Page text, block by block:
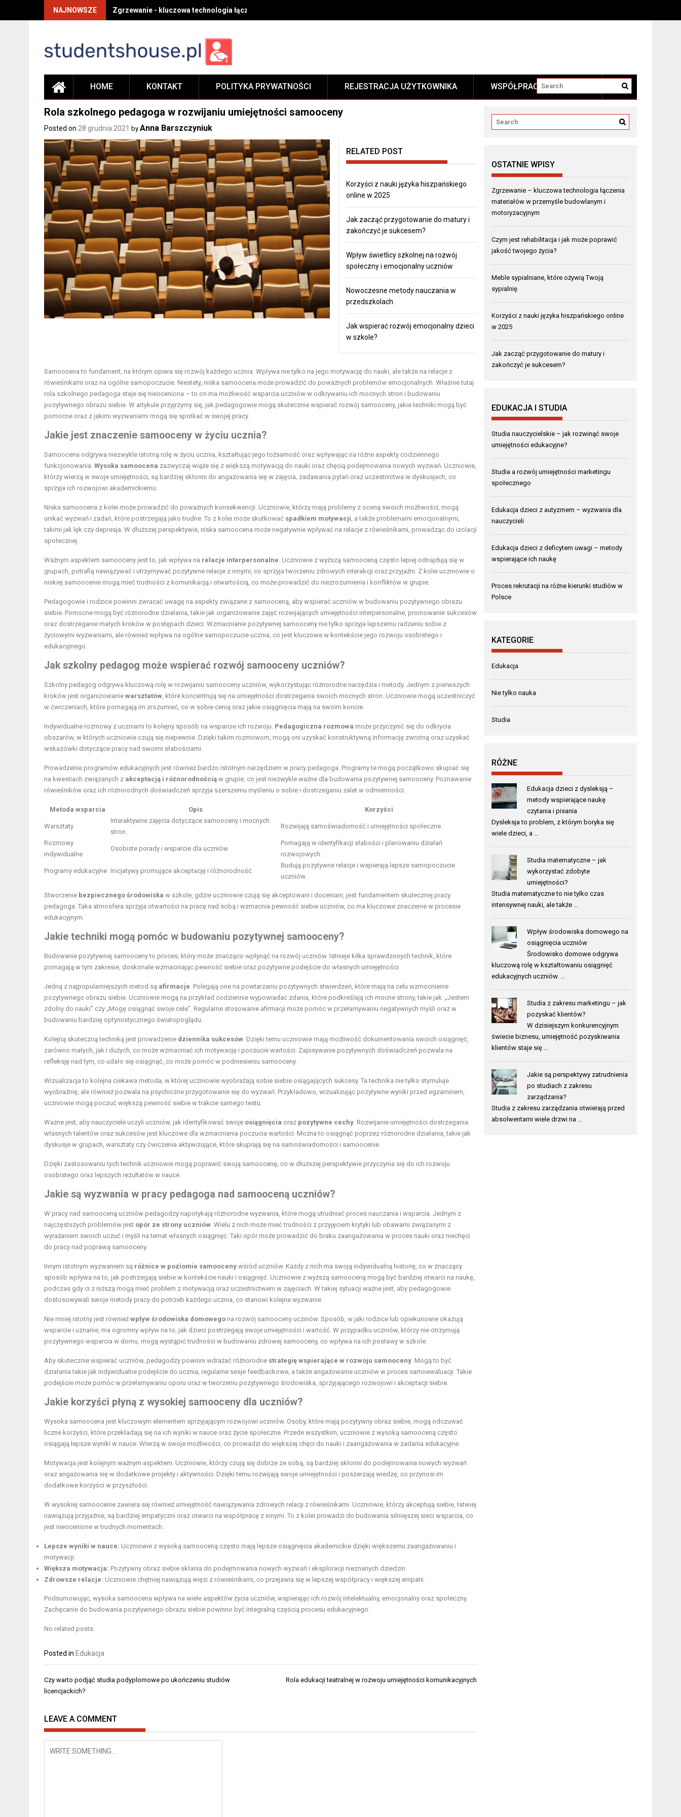
NAJNOWSZE Zgrzewanie - kluczowa technologia łączenia materiałów w przemyśle budowlanym i motoryzacyjnym
HOME KONTAKT POLITYKA PRYWATNOŚCI REJESTRACJA UŻYTKOWNIKA WSPÓŁPRACA I KONTAKT
Rola szkolnego pedagoga w rozwijaniu umiejętności samooceny
Posted on 28 grudnia 2021 by Anna Barszczyniuk
RELATED POST
Korzyści z nauki języka hiszpańskiego
online w 2025
Jak zacząć przygotowanie do matury i
zakończyć je sukcesem?
Wpływ świetlicy szkolnej na rozwój
społeczny i emocjonalny uczniów
Nowoczesne metody nauczania w
przedszkolach
Jak wspierać rozwój emocjonalny dzieci
w szkole?
Samoocena to fundament, na którym opiera się rozwój każdego ucznia. Wpływa nie tylko na jego motywację do nauki, ale także na relacje z
rówieśnikami oraz na ogólne samopoczucie. Niestety, niska samoocena może prowadzić do poważnych problemów emocjonalnych. Właśnie tutaj
rola szkolnego pedagoga staje się nieoceniona – to on ma możliwość wsparcia uczniów w odkrywaniu ich mocnych stron i budowaniu
pozytywnego obrazu siebie. W artykule przyjrzymy się, jak pedagogowie mogą skutecznie wspierać rozwój samooceny, jakie techniki mogą być
pomocne oraz z jakimi wyzwaniami mogą się spotkać w swojej pracy.
Jakie jest znaczenie samooceny w życiu ucznia?
Samoocena odgrywa niezwykle istotną rolę w życiu ucznia, kształtując jego tożsamość oraz wpływając na różne aspekty codziennego
funkcjonowania. Wysoka samoocena zazwyczaj wiąże się z większą motywacją do nauki oraz chęcią podejmowania nowych wyzwań. Uczniowie,
którzy wierzą w swoje umiejętności, są bardziej skłonni do angażowania się w zajęcia, zadawania pytań oraz uczestnictwa w dyskusjach, co
sprzyja ich rozwojowi akademickiemu.
Niska samoocena z kolei może prowadzić do poważnych konsekwencji. Uczniowie, którzy mają problemy z oceną swoich możliwości, mogą
unikać wyzwań i zadań, które postrzegają jako trudne. To z kolei może skutkować spadkiem motywacji , a także problemami emocjonalnymi,
takimi jak lęk czy depresja. W dłuższej perspektywie, niska samoocena może negatywnie wpływać na relacje z rówieśnikami, prowadząc do izolacji
społecznej.
Ważnym aspektem samooceny jest to, jak wpływa na relacje interpersonalne . Uczniowie z wyższą samooceną często lepiej odnajdują się w
grupach, potrafią nawiązywać i utrzymywać pozytywne relacje z innymi, co sprzyja tworzeniu zdrowych interakcji oraz przyjaźni. Z kolei uczniowie o
niskiej samoocenie mogą mieć trudności z komunikacją i otwartością, co może prowadzić do niezrozumienia i konfliktów w grupie.
Pedagogowie i rodzice powinni zwracać uwagę na aspekty związane z samooceną, aby wspierać uczniów w budowaniu pozytywnego obrazu
siebie. Pomocne mogą być różnorodne działania, takie jak organizowanie zajęć rozwijających umiejętności interpersonalne, promowanie sukcesów
oraz dostrzeganie małych kroków w postępach dzieci. Wzmacnianie pozytywnej samooceny nie tylko sprzyja lepszemu radzeniu sobie z
życiowymi wyzwaniami, ale również wpływa na ogólne samopoczucie ucznia, co jest kluczowe w kontekście jego rozwoju osobistego i
edukacyjnego.
Jak szkolny pedagog może wspierać rozwój samooceny uczniów?
Szkolny pedagog odgrywa kluczową rolę w rozwijaniu samooceny uczniów, wykorzystując różnorodne narzędzia i metody. Jednym z pierwszych
kroków jest organizowanie warsztatów , które koncentrują się na umiejętności dostrzegania swoich mocnych stron. Uczniowie mogą uczestniczyć
w ćwiczeniach, które pomagają im zrozumieć, co w sobie cenią oraz jakie osiągnięcia mają na swoim koncie.
Indywidualne rozmowy z uczniami to kolejny sposób na wsparcie ich rozwoju. Pedagogiczna rozmowa może przyczynić się do odkrycia
obszarów, w których uczniowie czują się niepewnie. Dzięki takim rozmowom, mogą oni uzyskać konstruktywną informację zwrotną oraz uzyskać
wskazówki dotyczące pracy nad swoimi słabościami.
Prowadzenie programów edukacyjnych jest również bardzo istotnym narzędziem w pracy pedagoga. Programy te mogą początkowo skupiać się
na kwestiach związanych z akceptacją i różnorodnością w grupie, co jest niezwykle ważne dla budowania pozytywnej samooceny. Poznawanie
rówieśników oraz ich różnorodnych doświadczeń sprzyja szerszemu myśleniu o sobie i dostrzeganiu zalet w odmienności.
Metoda wsparcia Opis Korzyści
Warsztaty
Interaktywne zajęcia dotyczące samooceny i mocnych
stron.
Rozwijają samoświadomość i umiejętności społeczne.
Rozmowy
indywidualne
Osobiste porady i wsparcie dla uczniów.
Pomagają w identyfikacji słabości i planowaniu działań
rozwojowych.
Programy edukacyjne Inicjatywy promujące akceptację i różnorodność.
Budują pozytywne relacje i wspierają lepsze samopoczucie
uczniów.
Stworzenie bezpiecznego środowiska w szkole, gdzie uczniowie czują się akceptowani i doceniani, jest fundamentem skutecznej pracy
pedagoga. Taka atmosfera sprzyja otwartości na pracę nad sobą i wzmacnia pewność siebie uczniów, co ma kluczowe znaczenie w procesie
edukacyjnym.
Jakie techniki mogą pomóc w budowaniu pozytywnej samooceny?
Budowanie pozytywnej samooceny to proces, który może znacząco wpłynąć na rozwój uczniów. Istnieje kilka sprawdzonych technik, które
pomagają w tym zakresie, doskonale wzmacniając pewność siebie oraz pozytywne podejście do własnych umiejętności.
Jedną z najpopularniejszych metod są afirmacje . Polegają one na powtarzaniu pozytywnych stwierdzeń, które mają na celu wzmocnienie
pozytywnego obrazu siebie. Uczniowie mogą na przykład codziennie wypowiadać zdania, które podkreślają ich mocne strony, takie jak: „Jestem
zdolny do nauki” czy „Mogę osiągnąć swoje cele”. Regularne stosowanie afirmacji może pomóc w przełamywaniu negatywnych myśli oraz w
budowaniu bardziej optymistycznego światopoglądu.
Kolejną skuteczną techniką jest prowadzenie dziennika sukcesów . Dzięki temu uczniowie mają możliwość dokumentowania swoich osiągnięć,
zarówno małych, jak i dużych, co może wzmacniać ich motywację i poczucie wartości. Zapisywanie pozytywnych doświadczeń pozwala na
refleksję nad tym, co udało się osiągnąć, co może pomóc w podniesieniu samooceny.
Wizualizacja to kolejna ciekawa metoda, w której uczniowie wyobrażają sobie siebie osiągających sukcesy. Ta technika nie tylko stymuluje
wyobraźnię, ale również pozwala na psychiczne przygotowanie się do wyzwań. Przykładowo, wizualizując pozytywne wyniki przed egzaminem,
uczniowie mogą poczuć większą pewność siebie w trakcie samego testu.
Ważne jest, aby nauczyciele uczyli uczniów, jak identyfikować swoje osiągnięcia oraz pozytywne cechy . Rozwijanie umiejętności dostrzegania
własnych talentów oraz sukcesów jest kluczowe dla wzmacniania poczucia wartości. Można to osiągnąć poprzez różnorodne działania, takie jak
dyskusje w grupach, warsztaty czy ćwiczenia aktywizujące, które skupiają się na samoświadomości i samoocenie.
Dzięki zastosowaniu tych technik uczniowie mogą poprawić swoją samoocenę, co w dłuższej perspektywie przyczynia się do ich rozwoju
osobistego oraz lepszych rezultatów w nauce.
Jakie są wyzwania w pracy pedagoga nad samooceną uczniów?
W pracy nad samooceną uczniów pedagodzy napotykają różnorodne wyzwania, które mogą utrudniać proces nauczania i wsparcia. Jednym z
najczęstszych problemów jest opór ze strony uczniów . Wielu z nich może mieć trudności z przyjęciem krytyki lub obawami związanymi z
wyrażaniem swoich uczuć i myśli na temat własnych osiągnięć. Taki opór może prowadzić do braku zaangażowania w proces nauki oraz niechęci
do pracy nad poprawą samooceny.
Innym istotnym wyzwaniem są różnice w poziomie samooceny wśród uczniów. Każdy z nich ma swoją indywidualną historię, co w znaczący
sposób wpływa na to, jak postrzegają siebie w kontekście nauki i osiągnięć. Uczniowie z wyższą samooceną mogą być bardziej otwarci na naukę,
podczas gdy ci z niższą mogą mieć problem z motywacją oraz uczestnictwem w zajęciach. W takiej sytuacji ważne jest, aby pedagogowie
dostosowywali swoje metody pracy do potrzeb każdego ucznia, co stanowi kolejne wyzwanie.
Nie mniej istotny jest również wpływ środowiska domowego na rozwój samooceny uczniów. Sposób, w jaki rodzice lub opiekunowie okazują
wsparcie i uznanie, ma ogromny wpływ na to, jak dzieci postrzegają swoje umiejętności i wartość. W przypadku uczniów, którzy nie otrzymują
pozytywnego wsparcia w domu, mogą wystąpić trudności w budowaniu zdrowej samooceny, co wpływa na ich postawy w szkole.
Aby skutecznie wspierać uczniów, pedagodzy powinni wdrażać różnorodne strategię wspierające w rozwoju samooceny . Mogą to być
działania takie jak indywidualne podejście do ucznia, regularne sesje feedbackowe, a także angażowanie uczniów w proces samoewaluacji. Takie
podejście może pomóc w przełamywaniu oporu oraz w tworzeniu pozytywnego środowiska, sprzyjającego rozwojowi i akceptacji siebie.
Jakie korzyści płyną z wysokiej samooceny dla uczniów?
Wysoka samoocena jest kluczowym elementem sprzyjającym rozwojowi uczniów. Osoby, które mają pozytywny obraz siebie, mogą odczuwać
liczne korzyści, które przekładają się na ich wyniki w nauce oraz życie społeczne. Przede wszystkim, uczniowie z wysoką samooceną często
osiągają lepsze wyniki w nauce. Wierzą w swoje możliwości, co prowadzi do większej chęci do nauki i zaangażowania w zadania edukacyjne.
Motywacja jest kolejnym ważnym aspektem. Uczniowie, którzy czują się dobrze ze sobą, są bardziej skłonni do podejmowania nowych wyzwań
oraz angażowania się w dodatkowe projekty i aktywności. Dzięki temu rozwijają swoje umiejętności i poszerzają wiedzę, co przynosi im
dodatkowe korzyści w przyszłości.
W wysokiej samoocenie zawiera się również umiejętność nawiązywania zdrowych relacji z rówieśnikami. Uczniowie, którzy akceptują siebie, łatwiej
nawiązują przyjaźnie, są bardziej empatyczni oraz otwarci na współpracę z innymi. To z kolei prowadzi do budowania silniejszej sieci wsparcia, co
jest nieocenione w trudnych momentach.
Lepsze wyniki w nauce: Uczniowie z wysoką samooceną często mają lepsze osiągnięcia akademickie dzięki większemu zaangażowaniu i
motywacji.
Większa motywacja: Pozytywny obraz siebie skłania do podejmowania nowych wyzwań i eksploracji nieznanych dziedzin.
Zdrowsze relacje: Uczniowie chętniej nawiązują więzi z rówieśnikami, co przejawia się w lepszej współpracy i większej empatii.
Podsumowując, wysoka samoocena wpływa na wiele aspektów życia uczniów, wspierając ich rozwój intelektualny, emocjonalny oraz społeczny.
Zachęcanie do budowania pozytywnego obrazu siebie powinno być integralną częścią procesu edukacyjnego.
No related posts.
Posted in Edukacja
Nawigacja
wpisu
Czy warto podjąć studia podyplomowe po ukończeniu studiów
licencjackich?
Rola edukacji teatralnej w rozwoju umiejętności komunikacyjnych
LEAVE A COMMENT
OSTATNIE WPISY
Zgrzewanie – kluczowa technologia łączenia
materiałów w przemyśle budowlanym i
motoryzacyjnym
Czym jest rehabilitacja i jak może poprawić
jakość twojego życia?
Meble sypialniane, które ożywią Twoją
sypialnię
Korzyści z nauki języka hiszpańskiego online
w 2025
Jak zacząć przygotowanie do matury i
zakończyć je sukcesem?
EDUKACJA I STUDIA
Studia nauczycielskie – jak rozwinąć swoje
umiejętności edukacyjne?
Studia a rozwój umiejętności marketingu
społecznego
Edukacja dzieci z autyzmem – wyzwania dla
nauczycieli
Edukacja dzieci z deficytem uwagi – metody
wspierające ich naukę
Proces rekrutacji na różne kierunki studiów w
Polsce
KATEGORIE
Edukacja
Nie tylko nauka
Studia
RÓŻNE
Edukacja dzieci z dysleksją –
metody wspierające naukę
czytania i pisania
Dysleksja to problem, z którym boryka się
wiele dzieci, a …
Studia matematyczne – jak
wykorzystać zdobyte
umiejętności?
Studia matematyczne to nie tylko czas
intensywnej nauki, ale także …
Wpływ środowiska domowego na
osiągnięcia uczniów
Środowisko domowe odgrywa
kluczową rolę w kształtowaniu osiągnięć
edukacyjnych uczniów. …
Studia z zakresu marketingu – jak
pozyskać klientów?
W dzisiejszym konkurencyjnym
świecie biznesu, umiejętność pozyskiwania
klientów staje się …
Jakie są perspektywy zatrudnienia
po studiach z zakresu
zarządzania?
Studia z zakresu zarządzania otwierają przed
absolwentami wiele drzwi na …